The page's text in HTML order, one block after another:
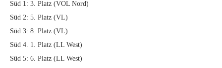
Süd 1: 3. Platz (VOL Nord)
Süd 2: 5. Platz (VL)
Süd 3: 8. Platz (VL)
Süd 4. 1. Platz (LL West)
Süd 5: 6. Platz (LL West)